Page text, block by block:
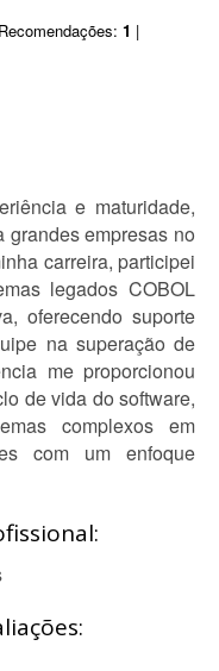
1 |
e maturidade,
grandes empresas no
carreira, participei
legados COBOL
oferecendo suporte
na superação de
me proporcionou
de vida do software,
complexos em
com um enfoque